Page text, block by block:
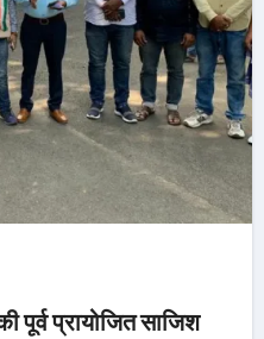
पूर्व प्रायोजित साजिश